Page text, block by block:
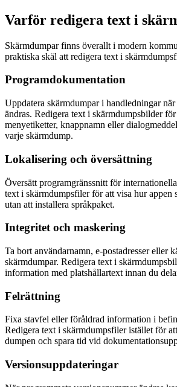
Varför redigera text i
Skärmdumpar finns överallt i modern
praktiska skäl att redigera text i
Programdokumentation
Uppdatera skärmdumpar i handledningar när
ändras. Redigera text i skärmdumpsbilder
menyetiketter, knappnamn eller
varje skärmdump.
Lokalisering och översättning
Översätt programgränssnitt för
text i skärmdumpsfiler för att visa hur appen
utan att installera språkpaket.
Integritet och maskering
Ta bort användarnamn, e-postadresser eller
skärmdumpar. Redigera text i
information med platshållartext innan du
Felrättning
Fixa stavfel eller föråldrad information i
Redigera text i skärmdumpsfiler istället för
dumpen och spara tid vid
Versionsuppdateringar